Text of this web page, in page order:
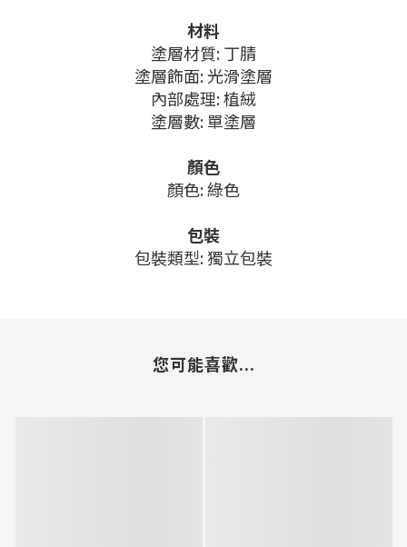
材料
塗層材質: 丁腈
塗層飾面: 光滑塗層
內部處理: 植絨
塗層數: 單塗層
顏色
顏色: 綠色
包裝
包裝類型: 獨立包裝
您可能喜歡...